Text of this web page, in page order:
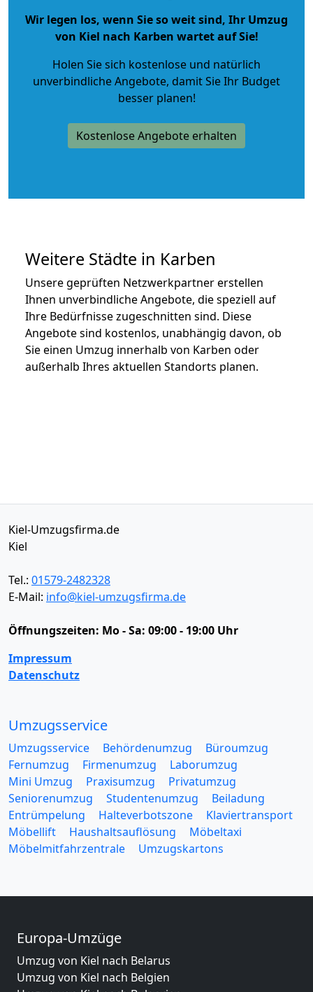
Wir legen los, wenn Sie so weit sind, Ihr Umzug
von Kiel nach Karben wartet auf Sie!
Holen Sie sich kostenlose und natürlich
unverbindliche Angebote, damit Sie Ihr Budget
besser planen!
Kostenlose Angebote erhalten
Weitere Städte in Karben
Unsere geprüften Netzwerkpartner erstellen
Ihnen unverbindliche Angebote, die speziell auf
Ihre Bedürfnisse zugeschnitten sind. Diese
Angebote sind kostenlos, unabhängig davon, ob
Sie einen Umzug innerhalb von Karben oder
außerhalb Ihres aktuellen Standorts planen.
Kiel-Umzugsfirma.de
Kiel
Tel.: 01579-2482328
E-Mail: info@kiel-umzugsfirma.de
Öffnungszeiten: Mo - Sa: 09:00 - 19:00 Uhr
Impressum
Datenschutz
Umzugsservice
Umzugsservice Behördenumzug
Büroumzug
Fernumzug
Firmenumzug
Laborumzug
Mini Umzug
Praxisumzug
Privatumzug
Seniorenumzug
Studentenumzug
Beiladung
Entrümpelung
Halteverbotszone
Klaviertransport
Möbellift
Haushaltsauflösung
Möbeltaxi
Möbelmitfahrzentrale
Umzugskartons
Europa-Umzüge
Umzug von Kiel nach Belarus
Umzug von Kiel nach Belgien